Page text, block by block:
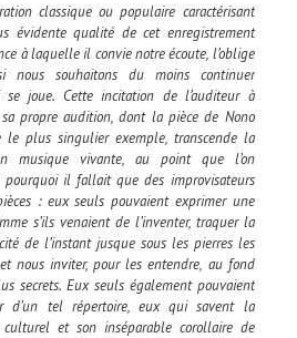
classique ou populaire caractérisant
évidente qualité de cet enregistrement
à laquelle il convie notre écoute, l’oblige
nous souhaitons du moins continuer
se joue. Cette incitation de l’auditeur à
propre audition, dont la pièce de Nono
le plus singulier exemple, transcende la
musique vivante, au point que l’on
pourquoi il fallait que des improvisateurs
: eux seuls pouvaient exprimer une
s’ils venaient de l’inventer, traquer la
de l’instant jusque sous les pierres les
nous inviter, pour les entendre, au fond
secrets. Eux seuls également pouvaient
d’un tel répertoire, eux qui savent la
et son inséparable corollaire de